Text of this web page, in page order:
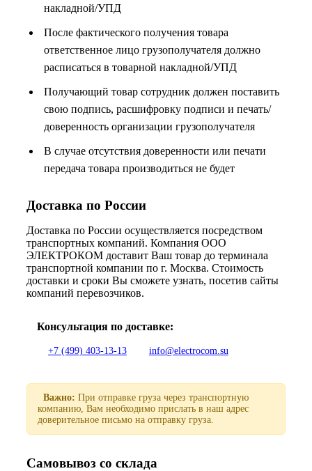
накладной/УПД
После фактического получения товара
ответственное лицо грузополучателя должно
расписаться в товарной накладной/УПД
Получающий товар сотрудник должен поставить
свою подпись, расшифровку подписи и печать/
доверенность организации грузополучателя
В случае отсутствия доверенности или печати
передача товара производиться не будет
Доставка по России
Доставка по России осуществляется посредством
транспортных компаний. Компания ООО
ЭЛЕКТРОКОМ доставит Ваш товар до терминала
транспортной компании по г. Москва. Стоимость
доставки и сроки Вы сможете узнать, посетив сайты
компаний перевозчиков.
Консультация по доставке:
+7 (499) 403-13-13 info@electrocom.su
Важно: При отправке груза через транспортную
компанию, Вам необходимо прислать в наш адрес
доверительное письмо на отправку груза.
Самовывоз со склада